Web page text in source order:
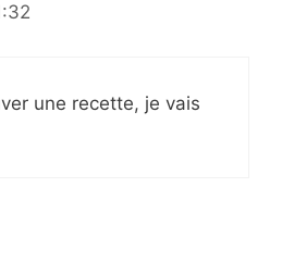
une recette, je vais